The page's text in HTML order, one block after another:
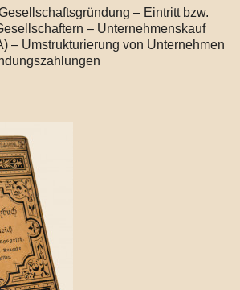
– Eintritt bzw.
– Unternehmenskauf
– Umstrukturierung von Unternehmen